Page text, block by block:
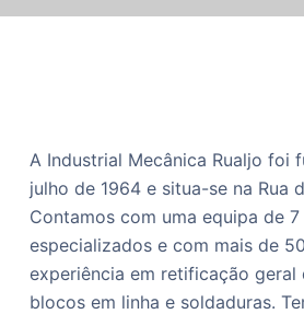
o
A Industrial Mecânica Rualjo foi
julho de 1964 e situa-se na Rua
Contamos com uma equipa de
especializados e com mais de
experiência em retificação geral
blocos em linha e soldaduras.